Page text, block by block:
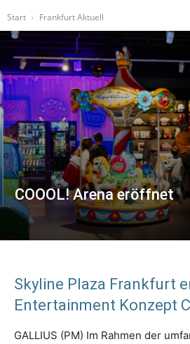
Start
Frankfurt Aktuell
COOOL! Arena eröffnet
Skyline Plaza Frankfurt
Entertainment Konzept
GALLIUS (PM) Im Rahmen der